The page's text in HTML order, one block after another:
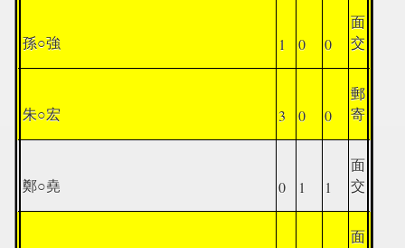
孫○強 1 0 0
面
交
朱○宏 3 0 0
郵
寄
鄭○堯 0 1 1
面
交
面